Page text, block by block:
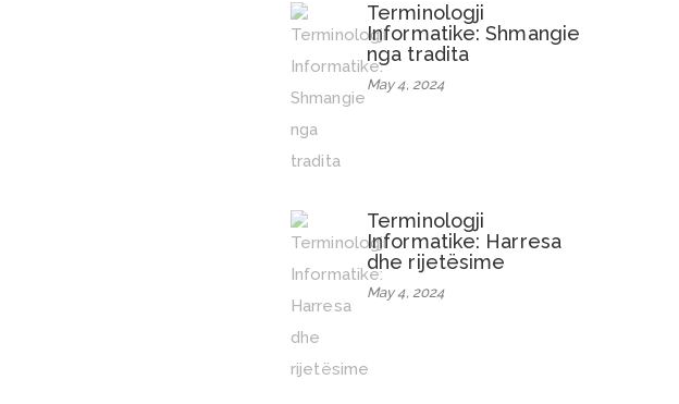
Terminologji
Informatike: Shmangie
nga tradita
May 4, 2024
Terminologji
Informatike: Harresa
dhe rijetësime
May 4, 2024